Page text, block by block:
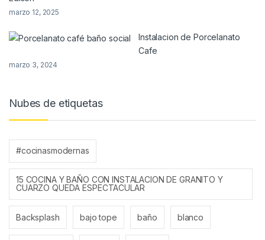
marzo 12, 2025
Instalacion de Porcelanato
Cafe
marzo 3, 2024
Nubes de etiquetas
#cocinasmodernas
15 COCINA Y BAÑO CON INSTALACION DE GRANITO Y
CUARZO QUEDA ESPECTACULAR
Backsplash bajo tope baño blanco